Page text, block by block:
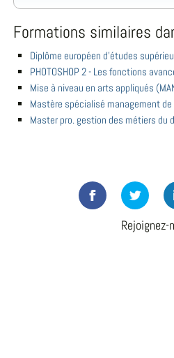
Formations similaires
Diplôme européen d'études
PHOTOSHOP 2 - Les fonctions
Mise à niveau en arts appliqués
Mastère spécialisé management
Master pro. gestion des métiers du
Rejoignez-